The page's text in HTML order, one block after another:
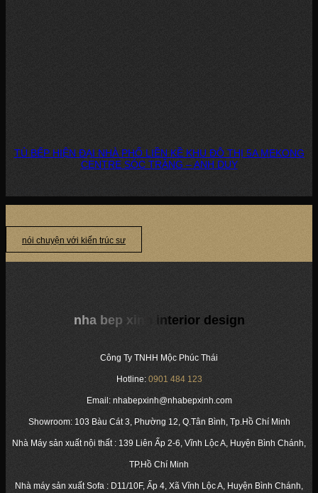
TỦ BẾP HIỆN ĐẠI NHÀ PHỐ LIỀN KỀ KHU ĐÔ THỊ 5A MEKONG
CENTRE SÓC TRĂNG – ANH DUY
nói chuyện với kiến trúc sư
nha bep xinh interior design
Công Ty TNHH Mộc Phúc Thái
Hotline: 0901 484 123
Email: nhabepxinh@nhabepxinh.com
Showroom: 103 Bàu Cát 3, Phường 12, Q.Tân Bình, Tp.Hồ Chí Minh
Nhà Máy sản xuất nội thất : 139 Liên Ấp 2-6, Vĩnh Lộc A, Huyện Bình Chánh,
TP.Hồ Chí Minh
Nhà máy sản xuất Sofa : D11/10F, Ấp 4, Xã Vĩnh Lộc A, Huyện Bình Chánh,